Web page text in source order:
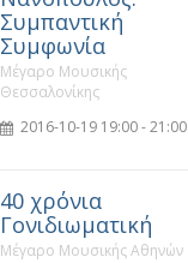
Συμπαντική
Συμφωνία
Μέγαρο Μουσικής
Θεσσαλονίκης
2016-10-19 19:00 - 21:00
40 χρόνια
Γονιδιωματική
Μέγαρο Μουσικής Αθηνών